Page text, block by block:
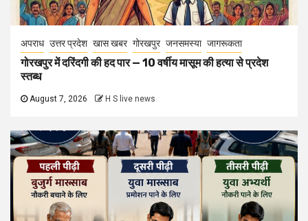
अपराध उत्तर प्रदेश खास खबर गोरखपुर जनसमस्या जागरूकता
गोरखपुर में दरिंदगी की हद पार — 10 वर्षीय मासूम की हत्या से प्रदेश
स्तब्ध
August 7, 2026 H S live news